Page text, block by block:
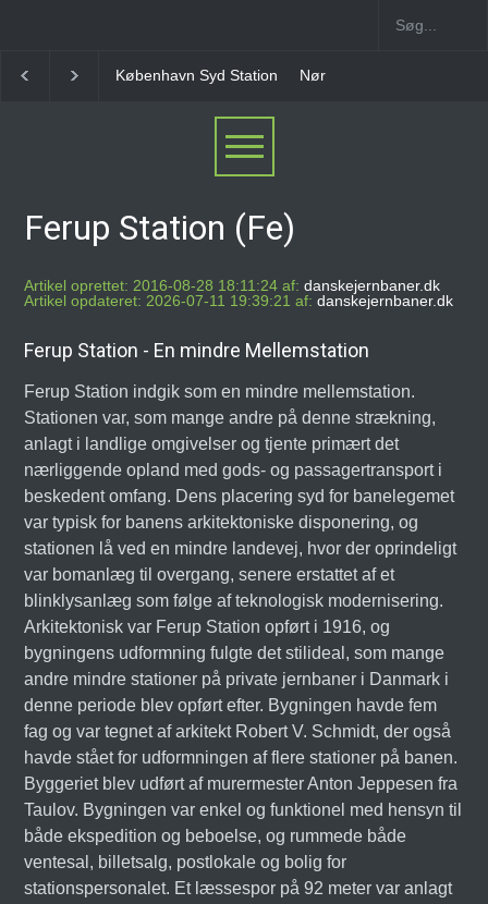
Nørrebro B Station [1886-1930]
Ferup Station (Fe)
Artikel oprettet: 2016-08-28 18:11:24 af: danskejernbaner.dk
Artikel opdateret: 2026-07-11 19:39:21 af: danskejernbaner.dk
Ferup Station - En mindre Mellemstation
Ferup Station indgik som en mindre mellemstation.
Stationen var, som mange andre på denne strækning,
anlagt i landlige omgivelser og tjente primært det
nærliggende opland med gods- og passagertransport i
beskedent omfang. Dens placering syd for banelegemet
var typisk for banens arkitektoniske disponering, og
stationen lå ved en mindre landevej, hvor der oprindeligt
var bomanlæg til overgang, senere erstattet af et
blinklysanlæg som følge af teknologisk modernisering.
Arkitektonisk var Ferup Station opført i 1916, og
bygningens udformning fulgte det stilideal, som mange
andre mindre stationer på private jernbaner i Danmark i
denne periode blev opført efter. Bygningen havde fem
fag og var tegnet af arkitekt Robert V. Schmidt, der også
havde stået for udformningen af flere stationer på banen.
Byggeriet blev udført af murermester Anton Jeppesen fra
Taulov. Bygningen var enkel og funktionel med hensyn til
både ekspedition og beboelse, og rummede både
ventesal, billetsalg, postlokale og bolig for
stationspersonalet. Et læssespor på 92 meter var anlagt